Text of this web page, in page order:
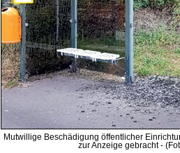
Mutwillige Beschädigung öffentlicher
zur Anzeige gebracht -